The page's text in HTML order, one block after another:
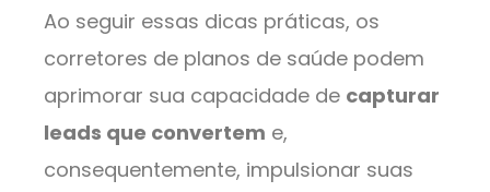
Ao seguir essas dicas práticas, os
corretores de planos de saúde podem
aprimorar sua capacidade de capturar
leads que convertem e,
consequentemente, impulsionar suas